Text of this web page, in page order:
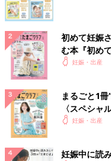
初めて妊娠
む本『初め
妊娠・出産
まるごと1冊
〈スペシャ
妊娠・出産
妊娠中に読